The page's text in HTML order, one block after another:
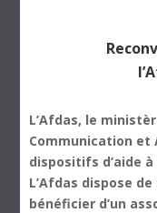
L’Afdas, le
Communication et
dispositifs d’aide
L’Afdas dispose
bénéficier d’un